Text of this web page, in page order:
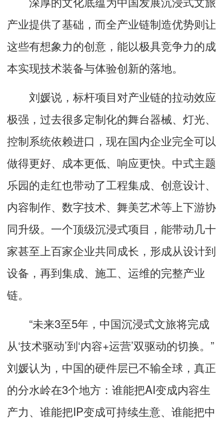
产业提供了基础，而全产业链制造优势则让
这些有想象力的创意，能以极具竞争力的成
本实现技术装备与体验创新的落地。
刘媛说，标杆项目对产业链的拉动效应
极强，过去很多定制化的舞台器械、灯光、
控制系统依赖进口，现在国内企业完全可以
做得更好、成本更低、响应更快。中式主题
乐园的走红也带动了工程集成、创意设计、
内容制作、数字技术、舞美艺术等上下游协
同升级。一个顶级沉浸式项目，能带动几十
家甚至上百家企业共同成长，形成从设计到
设备，再到集成、施工、运维的完整产业
链。
“未来3至5年，中国沉浸式文旅将完成
从‘技术驱动’到‘内容+运营’双驱动的切换。”
刘媛认为，中国的硬件层已不输全球，真正
的分水岭在3个地方：谁能把AI变成内容生
产力、谁能把IP变成可持续生意、谁能把中